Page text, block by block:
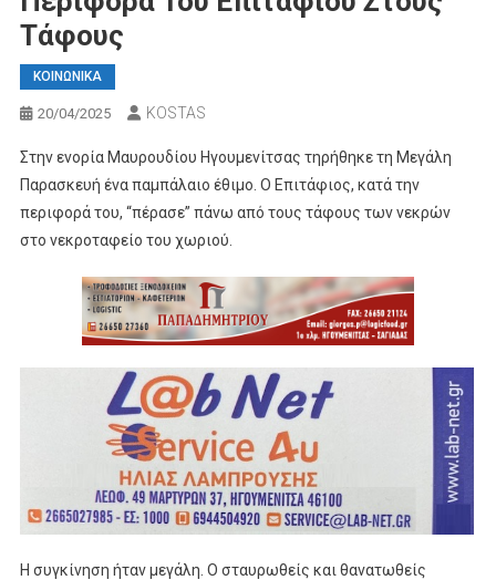
Τάφους
ΚΟΙΝΩΝΙΚΑ
20/04/2025 KOSTAS
Στην ενορία Μαυρουδίου Ηγουμενίτσας τηρήθηκε τη Μεγάλη
Παρασκευή ένα παμπάλαιο έθιμο. Ο Επιτάφιος, κατά την
περιφορά του, “πέρασε” πάνω από τους τάφους των νεκρών
στο νεκροταφείο του χωριού.
Η συγκίνηση ήταν μεγάλη. Ο σταυρωθείς και θανατωθείς